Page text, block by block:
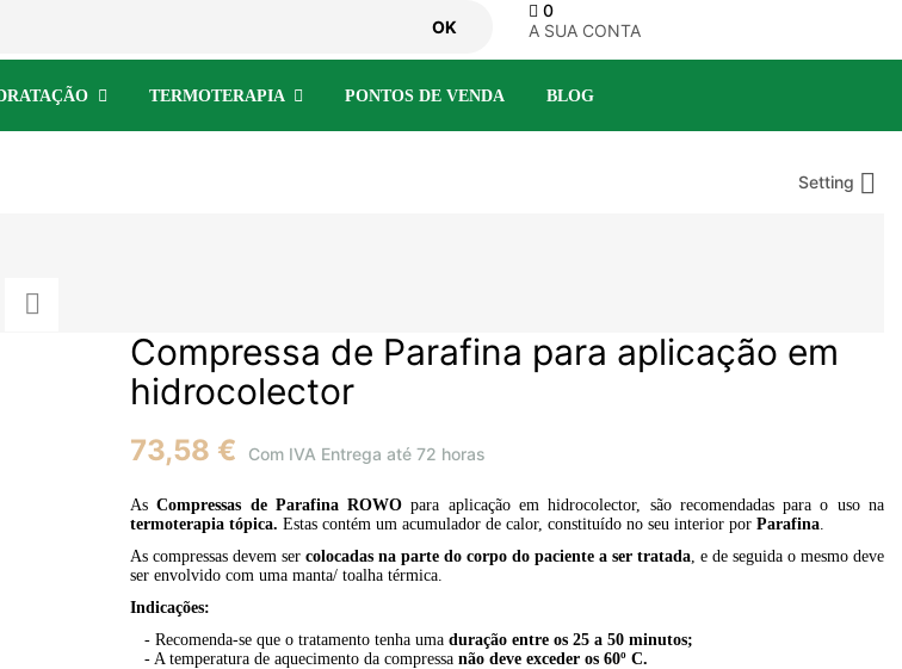
OK
0
A SUA CONTA
TERMOTERAPIA PONTOS DE VENDA BLOG
Setting 
Compressa de Parafina para aplicação em
hidrocolector
73,58 € Com IVA Entrega até 72 horas
AsCompressas de Parafina ROWO para aplicação em hidrocolector, são recomendadas para o uso na
termoterapia tópica. Estas contém um acumulador de calor, constituído no seu interior por Parafina
As compressas devem ser colocadas na parte do corpo do paciente a ser tratada , e de seguida o mesmo deve
ser envolvido com uma manta/ toalha térmica.
Indicações:
- Recomenda-se que o tratamento tenha uma duração entre os 25 a 50 minutos;
- A temperatura de aquecimento da compressa não deve exceder os 60º C.